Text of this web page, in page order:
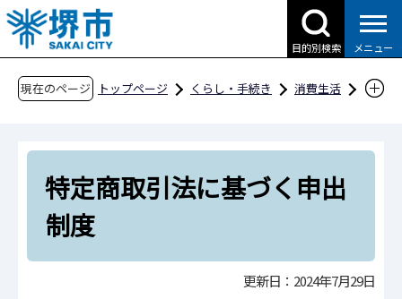
こ
の
ペ
目的別検索 メニュー
現在のページ トップページ くらし・手続き
消費生活
特定商取引法に基づく申出制度
特定商取引法に基づく申出
制度
更新日：2024年7月29日